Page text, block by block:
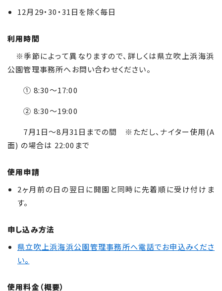
12月29・30・31日を除く毎日
利用時間
※季節によって異なりますので、詳しくは県立吹上浜海浜
公園管理事務所へお問い合わせください。
① 8:30～17:00
② 8:30～19:00
7月1日～8月31日までの間 ※ただし、ナイター使用(A
面) の場合は 22:00まで
使用申請
2ヶ月前の日の翌日に開園と同時に先着順に受け付けま
す。
申し込み方法
県立吹上浜海浜公園管理事務所へ電話でお申込みくださ
い。
使用料金（概要）